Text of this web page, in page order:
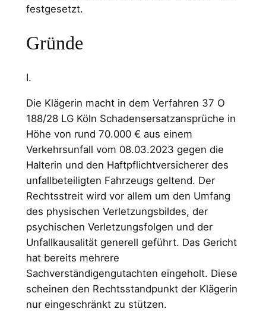
festgesetzt.
Gründe
I.
Die Klägerin macht in dem Verfahren 37 O
188/28 LG Köln Schadensersatzansprüche in
Höhe von rund 70.000 € aus einem
Verkehrsunfall vom 08.03.2023 gegen die
Halterin und den Haftpflichtversicherer des
unfallbeteiligten Fahrzeugs geltend. Der
Rechtsstreit wird vor allem um den Umfang
des physischen Verletzungsbildes, der
psychischen Verletzungsfolgen und der
Unfallkausalität generell geführt. Das Gericht
hat bereits mehrere
Sachverständigengutachten eingeholt. Diese
scheinen den Rechtsstandpunkt der Klägerin
nur eingeschränkt zu stützen.